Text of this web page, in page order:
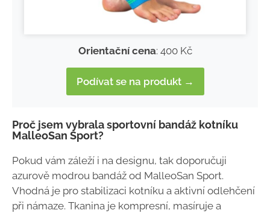
Orientační cena: 400 Kč
Podívat se na produkt →
Proč jsem vybrala sportovní bandáž kotníku
MalleoSan Sport?
Pokud vám záleží i na designu, tak doporučuji
azurově modrou bandáž od MalleoSan Sport.
Vhodná je pro stabilizaci kotníku a aktivní odlehčení
při námaze. Tkanina je kompresní, masíruje a